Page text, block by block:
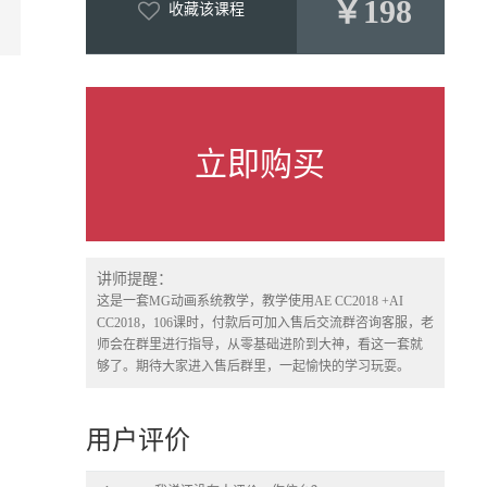
收藏该课程 ￥198
立即购买
讲师提醒：
这是一套MG动画系统教学，教学使用AE CC2018 +AI
CC2018，106课时，付款后可加入售后交流群咨询客服，老
师会在群里进行指导，从零基础进阶到大神，看这一套就
够了。期待大家进入售后群里，一起愉快的学习玩耍。
用户评价